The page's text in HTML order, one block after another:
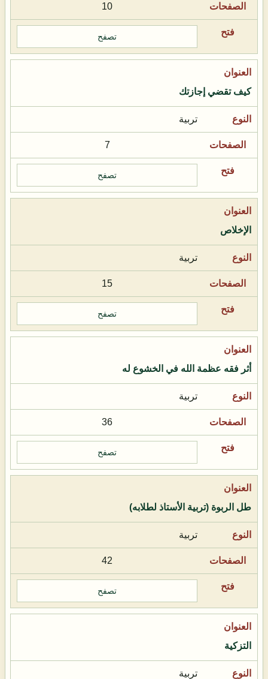
10
تصفح
كيف تقضي إجازتك
تربية
7
تصفح
الإخلاص
تربية
15
تصفح
أثر فقه عظمة الله في الخشوع له
تربية
36
تصفح
طل الربوة (تربية الأستاذ لطلابه)
تربية
42
تصفح
التزكية
تربية